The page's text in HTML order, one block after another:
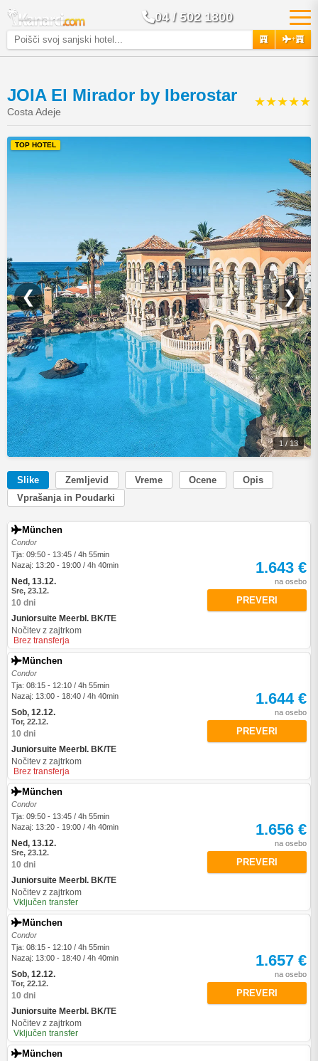
04 / 502 1800
+
JOIA El Mirador by Iberostar
Costa Adeje
★★★★★
❮ ❯
1 / 13
TOP HOTEL
Slike Zemljevid Vreme Ocene
Opis
Vprašanja in Poudarki
München
Condor
Tja: 09:50 - 13:45 / 4h 55min
Nazaj: 13:20 - 19:00 / 4h 40min
Ned, 13.12.
Sre, 23.12.
10 dni
Juniorsuite Meerbl. BK/TE
Nočitev z zajtrkom
Brez transferja
1.643 €
na osebo
PREVERI
München
Condor
Tja: 08:15 - 12:10 / 4h 55min
Nazaj: 13:00 - 18:40 / 4h 40min
Sob, 12.12.
Tor, 22.12.
10 dni
Juniorsuite Meerbl. BK/TE
Nočitev z zajtrkom
Brez transferja
1.644 €
na osebo
PREVERI
München
Condor
Tja: 09:50 - 13:45 / 4h 55min
Nazaj: 13:20 - 19:00 / 4h 40min
Ned, 13.12.
Sre, 23.12.
10 dni
Juniorsuite Meerbl. BK/TE
Nočitev z zajtrkom
Vključen transfer
1.656 €
na osebo
PREVERI
München
Condor
Tja: 08:15 - 12:10 / 4h 55min
Nazaj: 13:00 - 18:40 / 4h 40min
Sob, 12.12.
Tor, 22.12.
10 dni
Juniorsuite Meerbl. BK/TE
Nočitev z zajtrkom
Vključen transfer
1.657 €
na osebo
PREVERI
München